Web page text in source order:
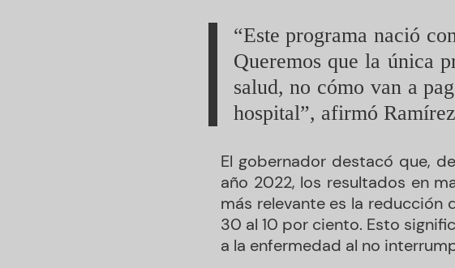
“Este programa nació
Queremos que la única
salud, no cómo van a
hospital”, afirmó
El gobernador destacó que,
año 2022, los resultados en
más relevante es la reducción
30 al 10 por ciento. Esto
a la enfermedad al no